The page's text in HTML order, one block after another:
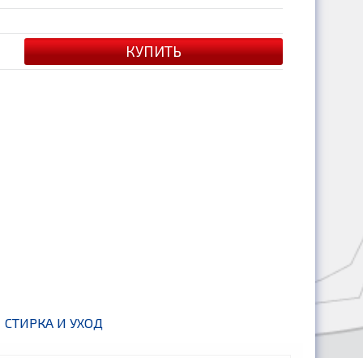
СТИРКА И УХОД